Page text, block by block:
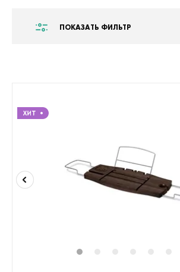
ПОКАЗАТЬ ФИЛЬТР